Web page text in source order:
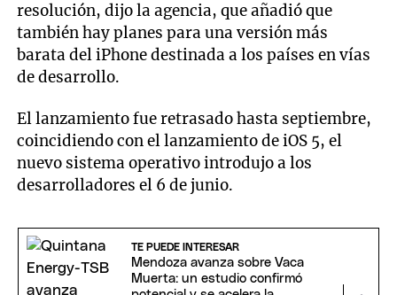
resolución, dijo la agencia, que añadió que
también hay planes para una versión más
barata del iPhone destinada a los países en vías
de desarrollo.
El lanzamiento fue retrasado hasta septiembre,
coincidiendo con el lanzamiento de iOS 5, el
nuevo sistema operativo introdujo a los
desarrolladores el 6 de junio.
TE PUEDE INTERESAR
Mendoza avanza sobre Vaca
Muerta: un estudio confirmó